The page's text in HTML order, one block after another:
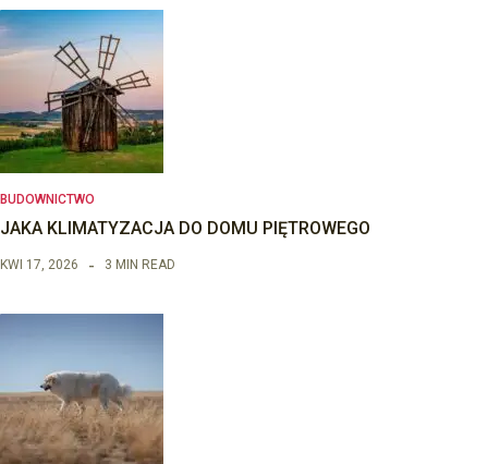
BUDOWNICTWO
JAKA KLIMATYZACJA DO DOMU PIĘTROWEGO
KWI 17, 2026 3 MIN READ